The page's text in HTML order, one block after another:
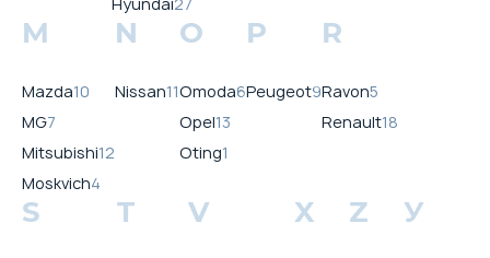
M
Mazda10
MG7
Mitsubishi12
Moskvich4
N
Nissan11
O
Omoda6
Opel13
Oting1
P
Peugeot9
R
Ravon5
Renault18
S T V X Z У